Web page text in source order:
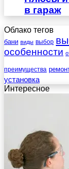
в гараж
Облако тегов
бани виды выбор
особенности
преимущества
установка
Интересное